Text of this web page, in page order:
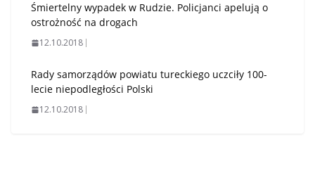
Śmiertelny wypadek w Rudzie. Policjanci apelują o
ostrożność na drogach
12.10.2018
Rady samorządów powiatu tureckiego uczciły 100-
lecie niepodległości Polski
12.10.2018